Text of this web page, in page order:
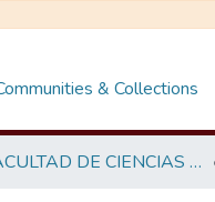
& Collections
FACULTAD DE CIENCIAS DE LA EDUCACIÓN